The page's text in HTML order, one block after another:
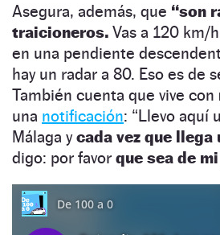
Asegura, además, que “son
traicioneros. Vas a 120 km/
en una pendiente
hay un radar a 80. Eso es de
También cuenta que vive con
una notificación: “Llevo aquí
Málaga ycada vez que llega
digo: por favor que sea de